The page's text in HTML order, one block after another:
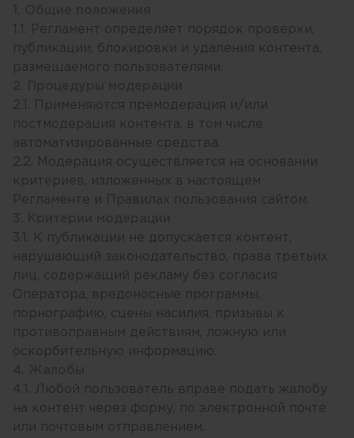
1.1. Регламент определяет порядок проверки,
публикации, блокировки и удаления контента,
размещаемого пользователями.
2.1. Применяются премодерация и/или
постмодерация контента, в том числе
автоматизированные средства.
2.2. Модерация осуществляется на основании
критериев, изложенных в настоящем
Регламенте и Правилах пользования сайтом.
3.1. К публикации не допускается контент,
нарушающий законодательство, права третьих
лиц, содержащий рекламу без согласия
Оператора, вредоносные программы,
порнографию, сцены насилия, призывы к
противоправным действиям, ложную или
оскорбительную информацию.
4.1. Любой пользователь вправе подать жалобу
на контент через форму, по электронной почте
или почтовым отправлением.